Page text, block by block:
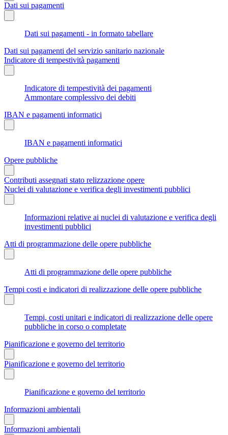
Dati sui pagamenti
Dati sui pagamenti - in formato tabellare
Dati sui pagamenti del servizio sanitario nazionale
Indicatore di tempestività pagamenti
Indicatore di tempestività dei pagamenti
Ammontare complessivo dei debiti
IBAN e pagamenti informatici
IBAN e pagamenti informatici
Opere pubbliche
Contributi assegnati stato relizzazione opere
Nuclei di valutazione e verifica degli investimenti pubblici
Informazioni relative ai nuclei di valutazione e verifica degli
investimenti pubblici
Atti di programmazione delle opere pubbliche
Atti di programmazione delle opere pubbliche
Tempi costi e indicatori di realizzazione delle opere pubbliche
Tempi, costi unitari e indicatori di realizzazione delle opere
pubbliche in corso o completate
Pianificazione e governo del territorio
Pianificazione e governo del territorio
Pianificazione e governo del territorio
Informazioni ambientali
Informazioni ambientali